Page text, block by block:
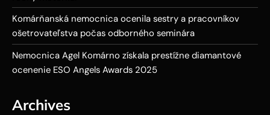
Komárňanská nemocnica ocenila sestry a pracovníkov
ošetrovateľstva počas odborného seminára
Nemocnica Agel Komárno získala prestížne diamantové
ocenenie ESO Angels Awards 2025
Archives